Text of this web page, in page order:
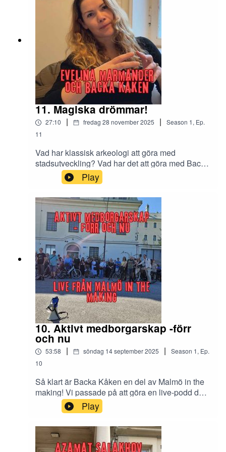
engagemang? Vilka visioner har han för
framtiden? Lyssna och lär.
11. Magiska drömmar!
27:10 | fredag 28 november 2025 | Season 1, Ep.
11
Vad har klassisk arkeologi att göra med
stadsutveckling? Vad har det att göra med Backa
Kåken? Allt (eller åtminstone mycket) om du
frågar Evelina Marmander, som gästar det här
avsnittet. Utöver arkeologi pratar vi om drömmar,
visioner, om vad som gör att vi känner oss
hemma på en plats och mycket mer. Som vanligt,
om du vill bli medlem i föreningen eller delägare i
Backa Kåkens fastighetsbolag - eller bara vill ta
reda på mer kring vad som är på gång, kolla vår
hemsida.
Play
10. Aktivt medborgarskap -förr
och nu
53:58 | söndag 14 september 2025 | Season 1, Ep.
10
Så klart är Backa Kåken en del av Malmö in the
making! Vi passade på att göra en live-podd där
vi försökte förstå mer av Kirsebergs historia, hur
den alltid präglats av ett utanförskap, där man
placerade sådant man inte riktigt ville veta av
inne i staden. Häxbränningar, gravplatser och
mentalsjukvård, bara för att nämna några.
Play